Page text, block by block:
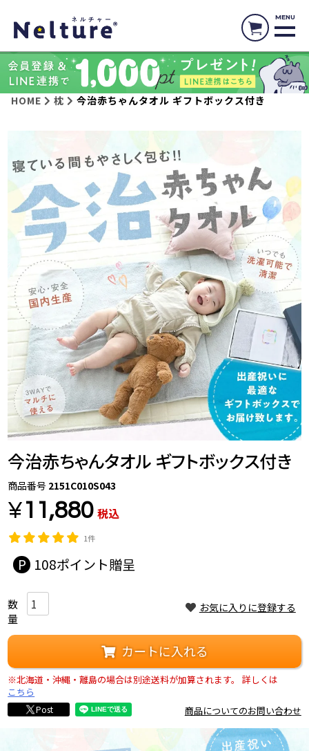
MENU
HOME 枕 今治赤ちゃんタオル ギフトボックス付き
今治赤ちゃんタオル ギフトボックス付き
商品番号 2151C010S043
¥11,880 税込
1件
108
お気に入りに登録する
カートに入れる
※北海道・沖縄・離島の場合は別途送料が加算されます。
詳しくは
こちら
商品についてのお問い合わせ
Post